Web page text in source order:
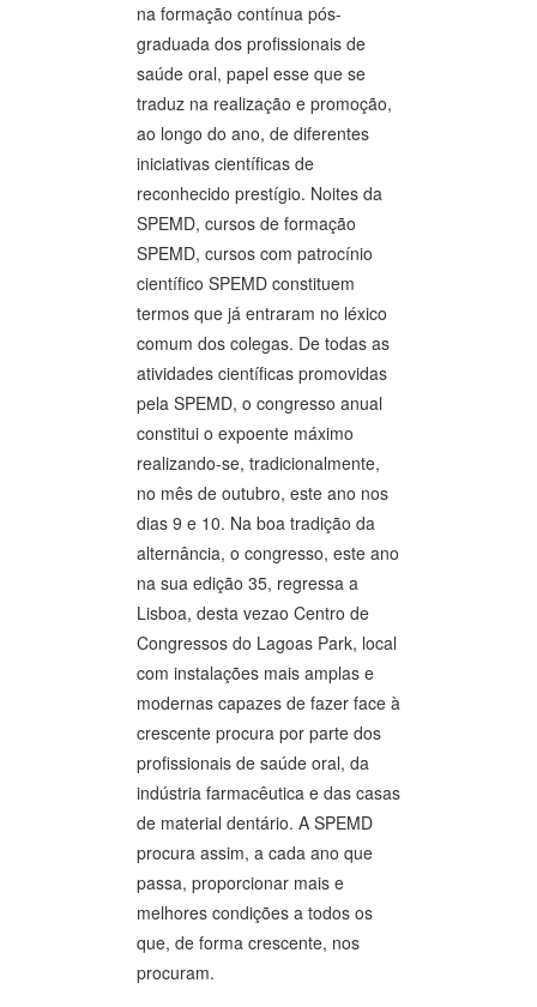
na formação contínua pós-
graduada dos profissionais de
saúde oral, papel esse que se
traduz na realização e promoção,
ao longo do ano, de diferentes
iniciativas científicas de
reconhecido prestígio. Noites da
SPEMD, cursos de formação
SPEMD, cursos com patrocínio
científico SPEMD constituem
termos que já entraram no léxico
comum dos colegas. De todas as
atividades científicas promovidas
pela SPEMD, o congresso anual
constitui o expoente máximo
realizando-se, tradicionalmente,
no mês de outubro, este ano nos
dias 9 e 10. Na boa tradição da
alternância, o congresso, este ano
na sua edição 35, regressa a
Lisboa, desta vezao Centro de
Congressos do Lagoas Park, local
com instalações mais amplas e
modernas capazes de fazer face à
crescente procura por parte dos
profissionais de saúde oral, da
indústria farmacêutica e das casas
de material dentário. A SPEMD
procura assim, a cada ano que
passa, proporcionar mais e
melhores condições a todos os
que, de forma crescente, nos
procuram.